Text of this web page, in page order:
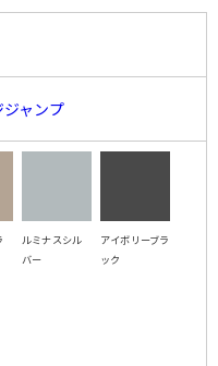
ャンプ
ルミナスシル
バー
アイボリーブラ
ック